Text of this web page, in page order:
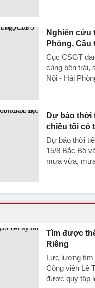
Nghiên cứu
Phòng, Cầu
Cục CSGT
cùng bên trái,
Nội - Hải
Dự báo thời
chiều tối có
Dự báo thời
15/8 Bắc Bộ
mưa vừa,
Tìm được
Riêng
Lực lượng tìm
Công viên Lê
được quy tập